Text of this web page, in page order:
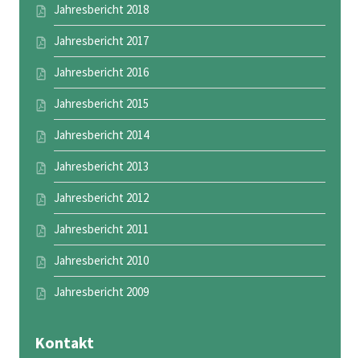
Jahresbericht 2018
Jahresbericht 2017
Jahresbericht 2016
Jahresbericht 2015
Jahresbericht 2014
Jahresbericht 2013
Jahresbericht 2012
Jahresbericht 2011
Jahresbericht 2010
Jahresbericht 2009
Kontakt